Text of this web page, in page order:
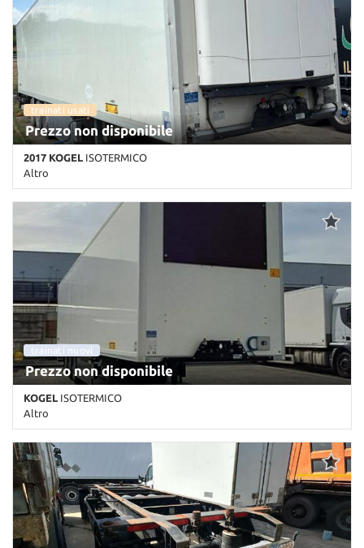
trainati usati
Prezzo non disponibile
2017 KOGEL ISOTERMICO
Altro
Km non disponibile • Cambio Altro • Bianco pastello
nuova trainati nuovi nuova
Prezzo non disponibile
KOGEL ISOTERMICO
Altro
0 Km • Cambio Altro • Bianco pastello • ABS • EBS • Freno a disco •
Griglia di protezione lavoratore in acciaio zincato • Pavimento in
alluminio "chicco di riso" • Rinforzo Pavimento/Laterali per
trasporti logistici • Sospensioni ad aria